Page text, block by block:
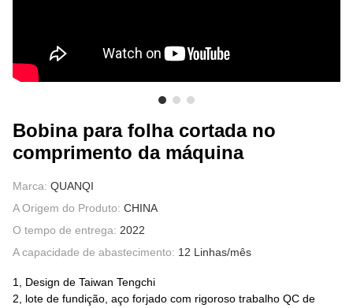
Bobina para folha cortada no
comprimento da máquina
Marca: QUANQI
A Origem do Produto: CHINA
O tempo de entrega: 2022
A capacidade de abastecimento: 12 Linhas/mês
1, Design de Taiwan Tengchi
2, lote de fundição, aço forjado com rigoroso trabalho QC de